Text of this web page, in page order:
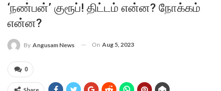
‘நண்பன்’ குரூப்! திட்டம் என்ன? நோக்கம்
என்ன?
By Angusam News On Aug 5, 2023
0